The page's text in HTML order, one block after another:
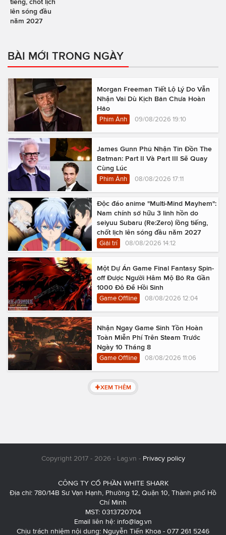
lên sóng đầu
năm 2027
BÀI MỚI TRONG NGÀY
Morgan Freeman Tiết Lộ Lý Do Vẫn
Nhận Vai Dù Kịch Bản Chưa Hoàn
Hảo
Phim Ảnh 09/08/2026 19:10
James Gunn Phủ Nhận Tin Đồn The
Batman: Part II Và Part III Sẽ Quay
Cùng Lúc
Phim Ảnh 08/08/2026 17:11
Độc đáo anime "Multi-Mind Mayhem":
Nam chính sở hữu 3 linh hồn do
seiyuu Subaru (Re:Zero) lồng tiếng,
chốt lịch lên sóng đầu năm 2027
Giải trí 08/08/2026 14:12
Một Dự Án Game Final Fantasy Spin-
off Được Người Hâm Mộ Bỏ Ra Gần
1000 Đô Để Hồi Sinh
Game Offline 08/08/2026 12:04
Nhận Ngay Game Sinh Tồn Hoàn
Toàn Miễn Phí Trên Steam Trước
Ngày 10 Tháng 8
Game Offline 08/08/2026 11:06
XEM THÊM
Copyright 2017 - 2026 - Lag.vn - Privacy policy
CÔNG TY CỔ PHẦN WHITE SHARK
Địa chỉ: 780/14B Sư Vạn Hạnh, Phường 12, Quận 10, Thành phố Hồ
Chí Minh
MST: 0313720704
Email liên hệ: info@lag.vn
Chịu trách nhiệm nội dung: Nguyễn Tiến Khoa - 077 261 5246